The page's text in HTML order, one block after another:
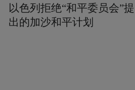
以色列拒绝“和平委员会”提
出的加沙和平计划